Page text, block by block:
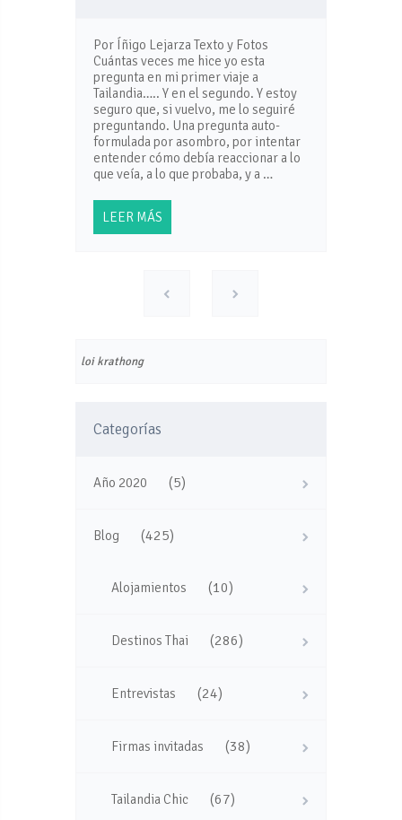
Por Íñigo Lejarza Texto y Fotos
Cuántas veces me hice yo esta
pregunta en mi primer viaje a
Tailandia….. Y en el segundo. Y estoy
seguro que, si vuelvo, me lo seguiré
preguntando. Una pregunta auto-
formulada por asombro, por intentar
entender cómo debía reaccionar a lo
que veía, a lo que probaba, y a …
LEER MÁS
Categorías
Año 2020 (5)
Blog (425)
Alojamientos (10)
Destinos Thai (286)
Entrevistas (24)
Firmas invitadas (38)
Tailandia Chic (67)